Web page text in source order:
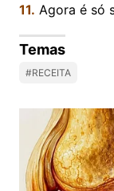
11. Agora é só
Temas
#RECEITA